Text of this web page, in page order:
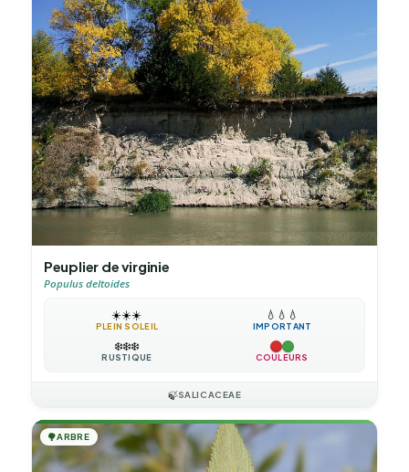
Peuplier de virginie
Populus deltoides
☀️☀️☀️
PLEIN SOLEIL
💧 💧 💧
IMPORTANT
❄️❄️❄️
RUSTIQUE COULEURS
🍃SALICACEAE
🌳ARBRE